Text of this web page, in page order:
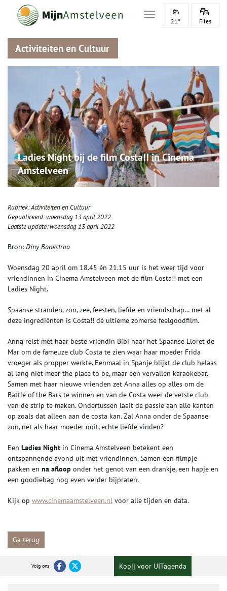
Toggle navigation
21° Files
Activiteiten en Cultuur
Ladies Night bij de film Costa!! in Cinema
Amstelveen
Rubriek:Activiteiten en Cultuur
Gepubliceerd:woensdag 13 april 2022
Laatste update:woensdag 13 april 2022
Bron: Diny Bonestroo
Woensdag 20 april om 18.45 én 21.15 uur is het weer tijd voor
vriendinnen in Cinema Amstelveen met de film Costa!! met een
Ladies Night.
Spaanse stranden, zon, zee, feesten, liefde en vriendschap… met al
deze ingrediënten is Costa!! dé ultieme zomerse feelgoodfilm.
Anna reist met haar beste vriendin Bibi naar het Spaanse Lloret de
Mar om de fameuze club Costa te zien waar haar moeder Frida
vroeger als propper werkte. Eenmaal in Spanje blijkt de club helaas
al lang niet meer the place to be, maar een vervallen karaokebar.
Samen met haar nieuwe vrienden zet Anna alles op alles om de
Battle of the Bars te winnen en van de Costa weer de vetste club
van de strip te maken. Ondertussen laait de passie aan alle kanten
op zoals dat alleen aan de costa kan. Zal Anna onder de Spaanse
zon, net als haar moeder ooit, echte liefde vinden?
Een Ladies Night in Cinema Amstelveen betekent een
ontspannende avond uit met vriendinnen. Samen een filmpje
pakken en na afloop onder het genot van een drankje, een hapje en
een goodiebag nog even verder bijpraten.
Kijk op www.cinemaamstelveen.nl voor alle tijden en data.
Ga terug
Volg ons Kopij voor UITagenda